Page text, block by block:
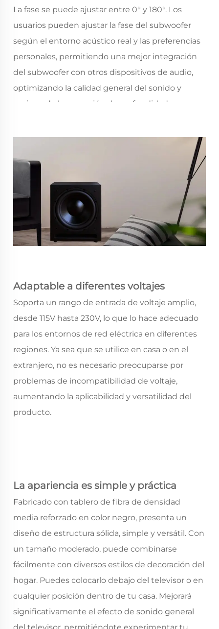
La fase se puede ajustar entre 0° y 180°. Los
usuarios pueden ajustar la fase del subwoofer
según el entorno acústico real y las preferencias
personales, permitiendo una mejor integración
del subwoofer con otros dispositivos de audio,
optimizando la calidad general del sonido y
mejorando la sensación de profundidad y
Adaptable a diferentes voltajes
Soporta un rango de entrada de voltaje amplio,
desde 115V hasta 230V, lo que lo hace adecuado
para los entornos de red eléctrica en diferentes
regiones. Ya sea que se utilice en casa o en el
extranjero, no es necesario preocuparse por
problemas de incompatibilidad de voltaje,
aumentando la aplicabilidad y versatilidad del
producto.
La apariencia es simple y práctica
Fabricado con tablero de fibra de densidad
media reforzado en color negro, presenta un
diseño de estructura sólida, simple y versátil. Con
un tamaño moderado, puede combinarse
fácilmente con diversos estilos de decoración del
hogar. Puedes colocarlo debajo del televisor o en
cualquier posición dentro de tu casa. Mejorará
significativamente el efecto de sonido general